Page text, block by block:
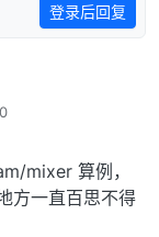
登录后回复
mixer 算例，
方一直百思不得